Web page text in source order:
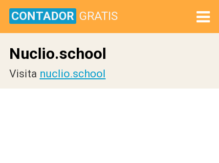
CONTADOR GRATIS
Nuclio.school
Visita nuclio.school